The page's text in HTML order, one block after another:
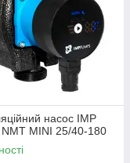
насос IMP
MINI 25/40-180